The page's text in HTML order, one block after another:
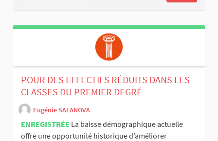
POUR DES EFFECTIFS RÉDUITS DANS LES
CLASSES DU PREMIER DEGRÉ
Eugénie SALANOVA
ENREGISTRÉE La baisse démographique actuelle
offre une opportunité historique d’améliorer